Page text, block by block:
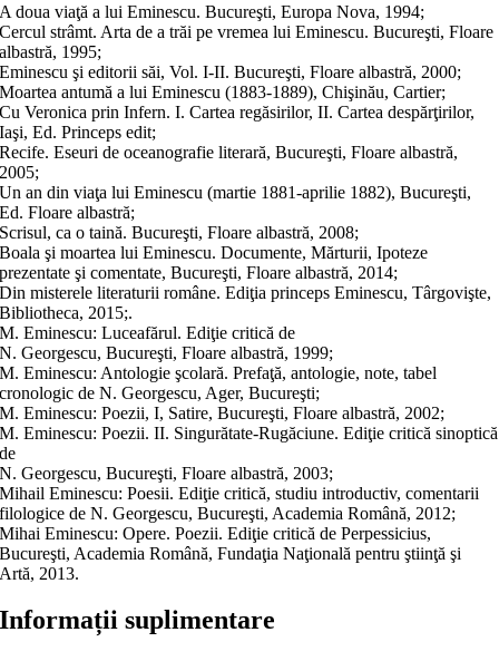
A doua viaţă a lui Eminescu. Bucureşti, Europa Nova, 1994;
Cercul strâmt. Arta de a trăi pe vremea lui Eminescu. Bucureşti, Floare
albastră, 1995;
Eminescu şi editorii săi, Vol. I-II. Bucureşti, Floare albastră, 2000;
Moartea antumă a lui Eminescu (1883-1889), Chişinău, Cartier;
Cu Veronica prin Infern. I. Cartea regăsirilor, II. Cartea despărţirilor,
Iaşi, Ed. Princeps edit;
Recife. Eseuri de oceanografie literară, Bucureşti, Floare albastră,
2005;
Un an din viaţa lui Eminescu (martie 1881-aprilie 1882), Bucureşti,
Ed. Floare albastră;
Scrisul, ca o taină. Bucureşti, Floare albastră, 2008;
Boala şi moartea lui Eminescu. Documente, Mărturii, Ipoteze
prezentate şi comentate, Bucureşti, Floare albastră, 2014;
Din misterele literaturii române. Ediţia princeps Eminescu, Târgovişte,
Bibliotheca, 2015;.
M. Eminescu: Luceafărul. Ediţie critică de
N. Georgescu, Bucureşti, Floare albastră, 1999;
M. Eminescu: Antologie şcolară. Prefaţă, antologie, note, tabel
cronologic de N. Georgescu, Ager, Bucureşti;
M. Eminescu: Poezii, I, Satire, Bucureşti, Floare albastră, 2002;
M. Eminescu: Poezii. II. Singurătate-Rugăciune. Ediţie critică sinoptică
de
N. Georgescu, Bucureşti, Floare albastră, 2003;
Mihail Eminescu: Poesii. Ediţie critică, studiu introductiv, comentarii
filologice de N. Georgescu, Bucureşti, Academia Română, 2012;
Mihai Eminescu: Opere. Poezii. Ediţie critică de Perpessicius,
Bucureşti, Academia Română, Fundaţia Naţională pentru ştiinţă şi
Artă, 2013.
Informații suplimentare